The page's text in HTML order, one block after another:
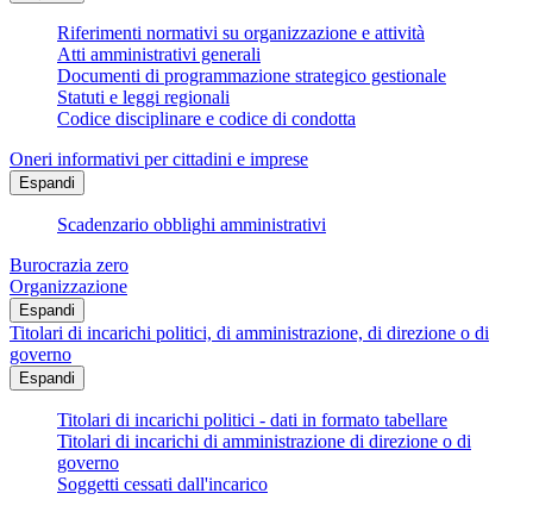
Riferimenti normativi su organizzazione e attività
Atti amministrativi generali
Documenti di programmazione strategico gestionale
Statuti e leggi regionali
Codice disciplinare e codice di condotta
Oneri informativi per cittadini e imprese
Espandi
Scadenzario obblighi amministrativi
Burocrazia zero
Organizzazione
Espandi
Titolari di incarichi politici, di amministrazione, di direzione o di
governo
Espandi
Titolari di incarichi politici - dati in formato tabellare
Titolari di incarichi di amministrazione di direzione o di
governo
Soggetti cessati dall'incarico